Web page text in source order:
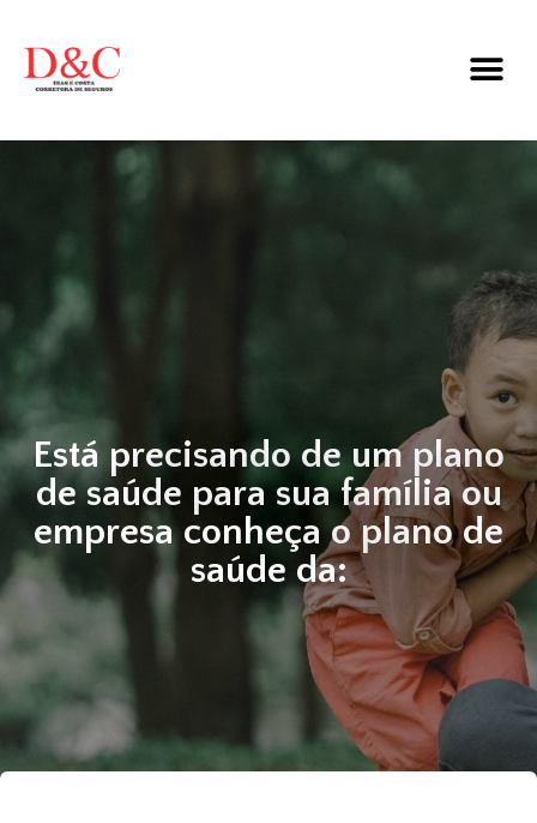
Está precisando de um plano
de saúde para sua família ou
empresa conheça o plano de
saúde da: